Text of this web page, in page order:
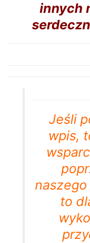
innych
Jeśli
wpis,
naszego
to